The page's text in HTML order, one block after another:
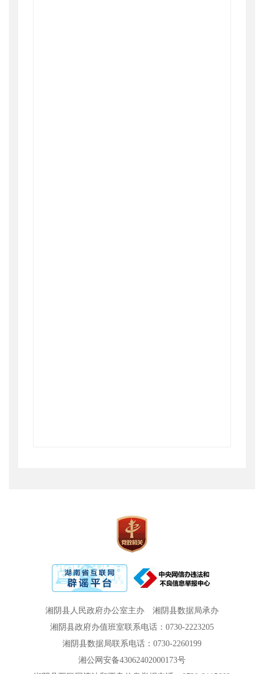
湘阴县人民政府办公室主办
湘阴县数据局承办
湘阴县政府办值班室联系电话：0730-2223205
湘阴县数据局联系电话：0730-2260199
湘公网安备43062402000173号